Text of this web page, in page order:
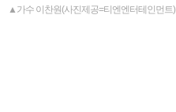
▲가수 이찬원(사진제공=티엔엔터테인먼트)